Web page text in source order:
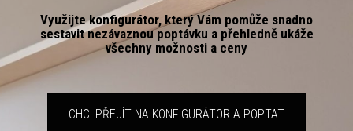
Využijte konfigurátor, který Vám pomůže snadno
sestavit nezávaznou poptávku a přehledně ukáže
všechny možnosti a ceny
CHCI PŘEJÍT NA KONFIGURÁTOR A POPTAT